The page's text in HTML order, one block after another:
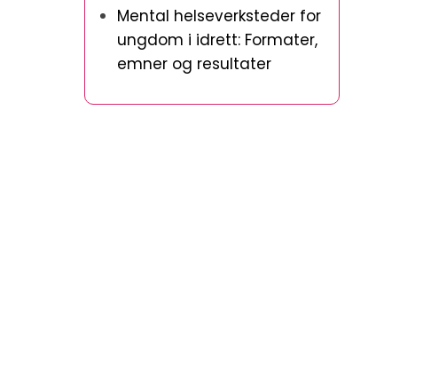
Mental helseverksteder for
ungdom i idrett: Formater,
emner og resultater